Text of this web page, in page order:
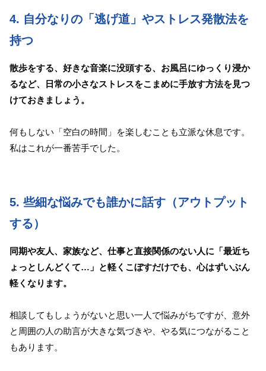
4. 自分なりの「逃げ道」やストレス発散法を
持つ
散歩をする、好きな音楽に没頭する、お風呂にゆっくり浸か
るなど、日常の小さなストレスをこまめに手放す方法を見つ
けておきましょう。
何もしない「空白の時間」を楽しむことも立派な休息です。
私はこれが一番苦手でした。
5. 些細な悩みでも誰かに話す（アウトプット
する）
同期や友人、家族など、仕事と直接関係のない人に「最近ち
ょっとしんどくて…」と軽くこぼすだけでも、心はずいぶん
軽くなります。
相談してもしょうがないと思い一人で悩みがちですが、意外
と周囲の人の助言が大きな気づきや、やる気につながること
もあります。